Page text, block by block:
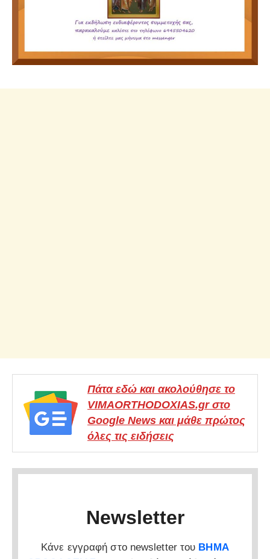
Πάτα εδώ και ακολούθησε το
VIMAORTHODOXIAS.gr στο
Google News και μάθε πρώτος
όλες τις ειδήσεις
Newsletter
Κάνε εγγραφή στο newsletter του ΒΗΜΑ